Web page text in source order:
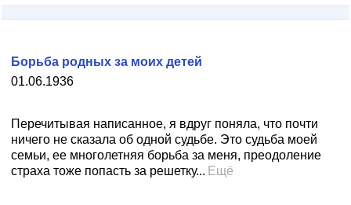
01.06.1936
Борьба родных за моих детей
Перечитывая написанное, я вдруг поняла, что почти
ничего не сказала об одной судьбе. Это судьба моей
семьи, ее многолетняя борьба за меня, преодоление
страха тоже попасть за решетку... Ещё